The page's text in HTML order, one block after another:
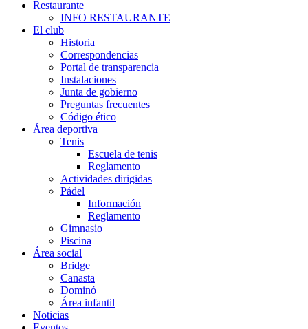
Restaurante
INFO RESTAURANTE
El club
Historia
Correspondencias
Portal de transparencia
Instalaciones
Junta de gobierno
Preguntas frecuentes
Código ético
Área deportiva
Tenis
Escuela de tenis
Reglamento
Actividades dirigidas
Pádel
Información
Reglamento
Gimnasio
Piscina
Área social
Bridge
Canasta
Dominó
Área infantil
Noticias